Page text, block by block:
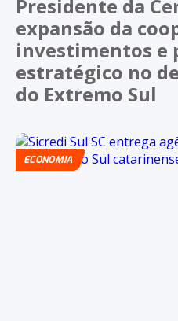
Presidente da
expansão da
investimentos e
estratégico no
do Extremo Sul
ECONOMIA